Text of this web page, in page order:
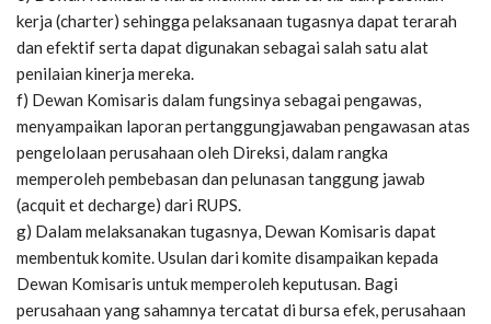
kerja (charter) sehingga pelaksanaan tugasnya dapat terarah
dan efektif serta dapat digunakan sebagai salah satu alat
penilaian kinerja mereka.
f) Dewan Komisaris dalam fungsinya sebagai pengawas,
menyampaikan laporan pertanggungjawaban pengawasan atas
pengelolaan perusahaan oleh Direksi, dalam rangka
memperoleh pembebasan dan pelunasan tanggung jawab
(acquit et decharge) dari RUPS.
g) Dalam melaksanakan tugasnya, Dewan Komisaris dapat
membentuk komite. Usulan dari komite disampaikan kepada
Dewan Komisaris untuk memperoleh keputusan. Bagi
perusahaan yang sahamnya tercatat di bursa efek, perusahaan